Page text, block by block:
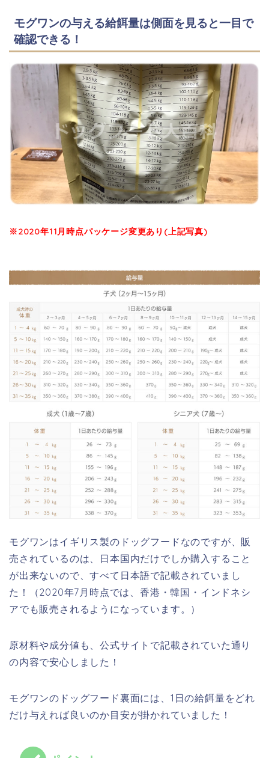
モグワンの与える給餌量は側面を見ると一目で
確認できる！
※2020年11月時点パッケージ変更あり(上記写真)
モグワンはイギリス製のドッグフードなのですが、販
売されているのは、日本国内だけでしか購入すること
が出来ないので、すべて日本語で記載されていまし
た！（2020年7月時点では、香港・韓国・インドネシ
アでも販売されるようになっています。）
原材料や成分値も、公式サイトで記載されていた通り
の内容で安心しました！
モグワンのドッグフード裏面には、1日の給餌量をどれ
だけ与えれば良いのか目安が掛かれていました！